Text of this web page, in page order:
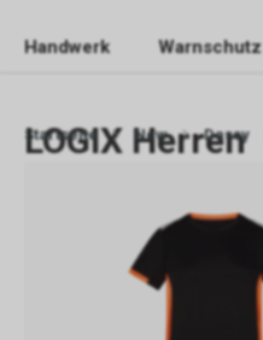
Handwerk Warnschutz
Startseite New Dassy
LOGIX Herren